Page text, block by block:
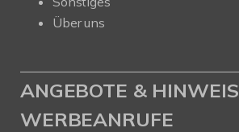
Über uns
ANGEBOTE & HINWEIS
WERBEANRUFE